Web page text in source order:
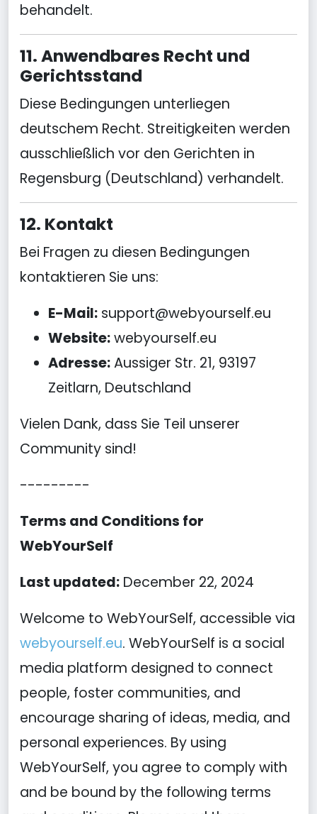
behandelt.
11. Anwendbares Recht und
Gerichtsstand
Diese Bedingungen unterliegen
deutschem Recht. Streitigkeiten werden
ausschließlich vor den Gerichten in
Regensburg (Deutschland) verhandelt.
12. Kontakt
Bei Fragen zu diesen Bedingungen
kontaktieren Sie uns:
E-Mail: support@webyourself.eu
Website:webyourself.eu
Adresse:Aussiger Str. 21, 93197
Zeitlarn, Deutschland
Vielen Dank, dass Sie Teil unserer
Community sind!
---------
Terms and Conditions for
WebYourSelf
Last updated: December 22, 2024
Welcome to WebYourSelf, accessible via
webyourself.eu. WebYourSelf is a social
media platform designed to connect
people, foster communities, and
encourage sharing of ideas, media, and
personal experiences. By using
WebYourSelf, you agree to comply with
and be bound by the following terms